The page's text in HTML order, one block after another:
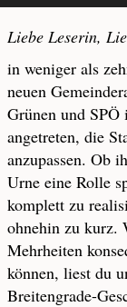
Liebe Leserin,
in weniger als
neuen
Grünen und
angetreten, die
anzupassen. Ob
Urne eine Rolle
komplett zu
ohnehin zu kurz.
Mehrheiten
können, liest du
Breitengrade-